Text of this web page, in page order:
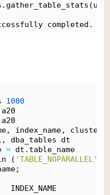
completed.
1000
index_name,
dba_tables dt
= dt.table_name
( 'TABLE_NOPARALLEL'
INDEX_NAME